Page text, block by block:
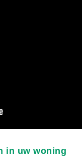
in uw woning